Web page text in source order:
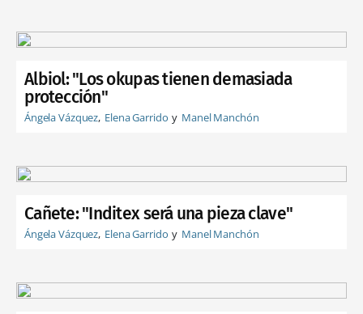
Albiol: "Los okupas tienen demasiada
protección"
Ángela Vázquez Elena Garrido Manel Manchón
Cañete: "Inditex será una pieza clave"
Ángela Vázquez Elena Garrido Manel Manchón